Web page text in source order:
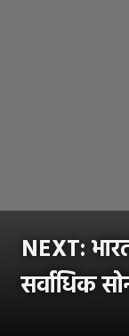
NEXT:
सर्वाधिक